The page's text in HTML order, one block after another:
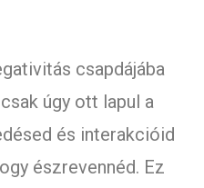
csapdájába
úgy ott lapul a
és interakcióid
észrevennéd. Ez